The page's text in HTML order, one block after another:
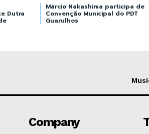
Dutra
Márcio Nakashima participa de
Convenção Municipal do PDT
Guarulhos
Company